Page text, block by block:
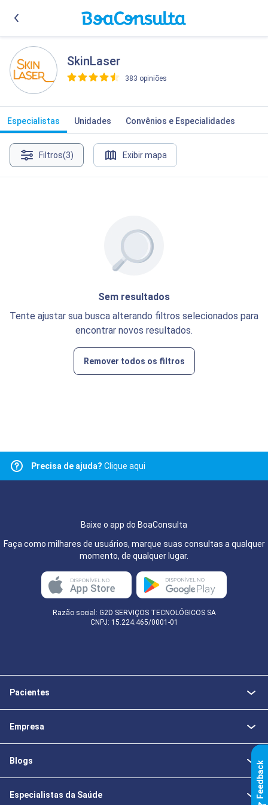
SkinLaser
383 opiniões
Especialistas Unidades Convênios e Especialidades
Filtros(3) Exibir mapa
Sem resultados
Tente ajustar sua busca alterando filtros selecionados para
encontrar novos resultados.
Remover todos os filtros
Precisa de ajuda? Clique aqui
Baixe o app do BoaConsulta
Faça como milhares de usuários, marque suas consultas a qualquer
momento, de qualquer lugar.
Razão social: G2D SERVIÇOS TECNOLÓGICOS SA
CNPJ: 15.224.465/0001-01
Pacientes
Empresa
Blogs
Especialistas da Saúde k